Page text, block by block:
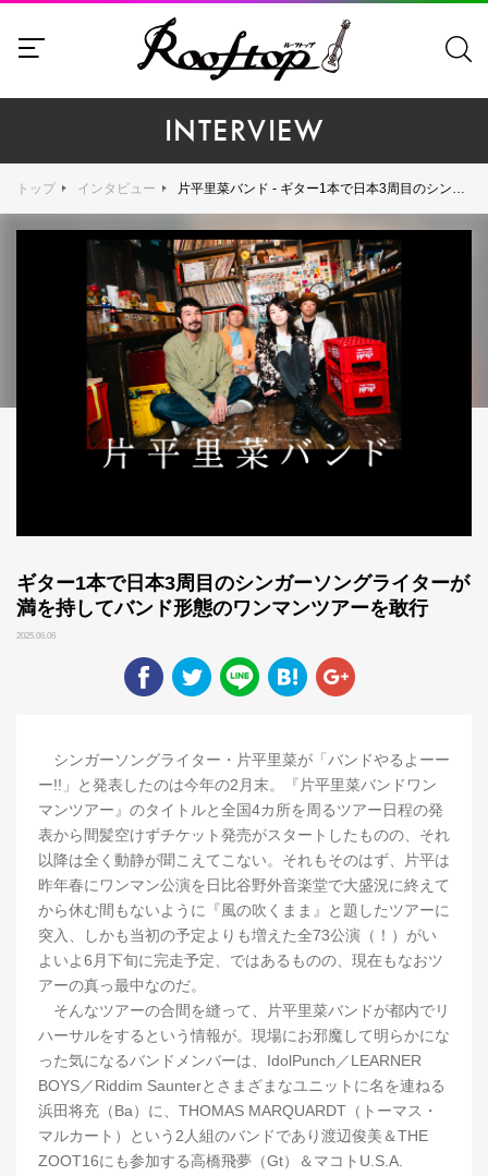
INTERVIEW
トップ インタビュー 片平里菜バンド - ギター1本で日本3周目のシンガーソングライターが満を持してバンド形態のワンマンツアーを敢行
ギター1本で日本3周目のシンガーソングライターが
満を持してバンド形態のワンマンツアーを敢行
2025.06.06
シンガーソングライター・片平里菜が「バンドやるよーー
ー!!」と発表したのは今年の2月末。『片平里菜バンドワン
マンツアー』のタイトルと全国4カ所を周るツアー日程の発
表から間髪空けずチケット発売がスタートしたものの、それ
以降は全く動静が聞こえてこない。それもそのはず、片平は
昨年春にワンマン公演を日比谷野外音楽堂で大盛況に終えて
から休む間もないように『風の吹くまま』と題したツアーに
突入、しかも当初の予定よりも増えた全73公演（！）がい
よいよ6月下旬に完走予定、ではあるものの、現在もなおツ
アーの真っ最中なのだ。
そんなツアーの合間を縫って、片平里菜バンドが都内でリ
ハーサルをするという情報が。現場にお邪魔して明らかにな
った気になるバンドメンバーは、IdolPunch／LEARNER
BOYS／Riddim Saunterとさまざまなユニットに名を連ねる
浜田将充（Ba）に、THOMAS MARQUARDT（トーマス・
マルカート）という2人組のバンドであり渡辺俊美＆THE
ZOOT16にも参加する高橋飛夢（Gt）＆マコトU.S.A.